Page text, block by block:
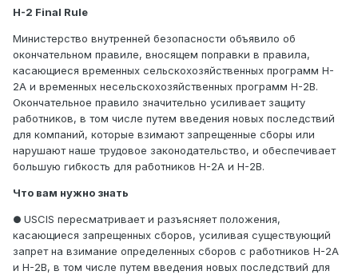
H-2 Final Rule
Министерство внутренней безопасности объявило об
окончательном правиле, вносящем поправки в правила,
касающиеся временных сельскохозяйственных программ H-
2A и временных несельскохозяйственных программ H-2B.
Окончательное правило значительно усиливает защиту
работников, в том числе путем введения новых последствий
для компаний, которые взимают запрещенные сборы или
нарушают наше трудовое законодательство, и обеспечивает
большую гибкость для работников H-2A и H-2B.
Что вам нужно знать
● USCIS пересматривает и разъясняет положения,
касающиеся запрещенных сборов, усиливая существующий
запрет на взимание определенных сборов с работников H-2A
и H-2B, в том числе путем введения новых последствий для